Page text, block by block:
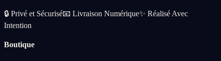
🔒 Privé et Sécurisé📧 Livraison Numérique✨ Réalisé Avec
Intention
Boutique